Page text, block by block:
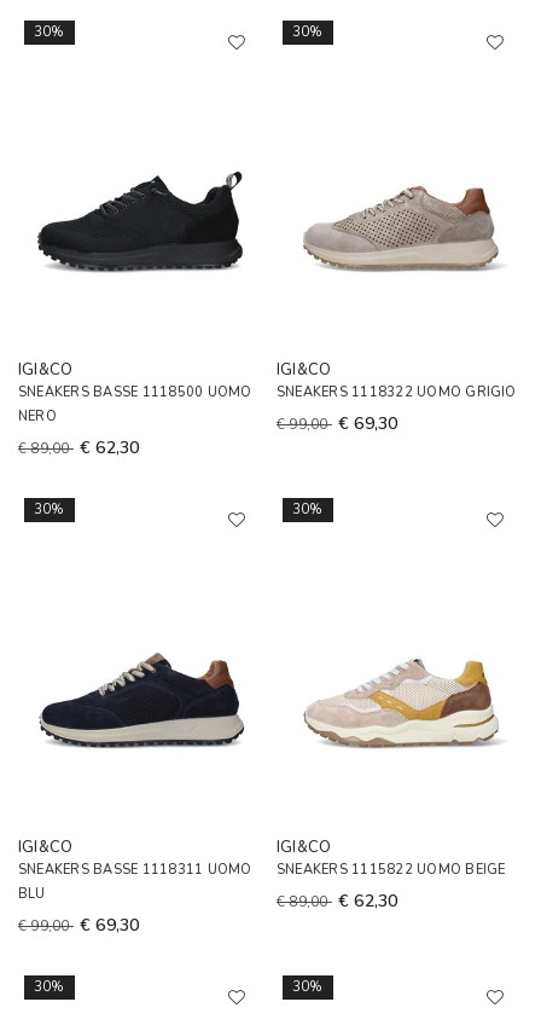
30%
IGI&CO
SNEAKERS BASSE 1118500 UOMO
NERO
€ 89,00 € 62,30
30%
IGI&CO
SNEAKERS 1118322 UOMO GRIGIO
€ 99,00 € 69,30
30%
IGI&CO
SNEAKERS BASSE 1118311 UOMO
BLU
€ 99,00 € 69,30
30%
IGI&CO
SNEAKERS 1115822 UOMO BEIGE
€ 89,00 € 62,30
30% 30%